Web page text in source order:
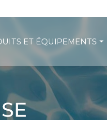
ET ÉQUIPEMENTS
à chaleur
piscines